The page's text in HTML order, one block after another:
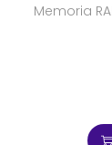
Memoria